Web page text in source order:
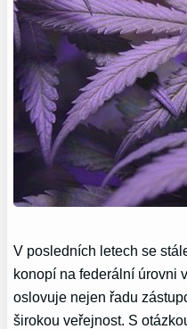
V posledních letech se
konopí na federální úrovni
oslovuje nejen řadu
širokou veřejnost. S